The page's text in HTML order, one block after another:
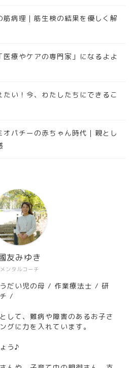
筋病理｜筋生検の結果を優しく解
療やケアの専門家」になるよよ
い！今、わたしたちにできるこ
オパチーの赤ちゃん時代｜親とし
メンタルコーチ
友みゆき
だい児の母 / 作業療法士 / 研
/
して、難病や障害のあるお子さ
グに力を入れています。
う♪